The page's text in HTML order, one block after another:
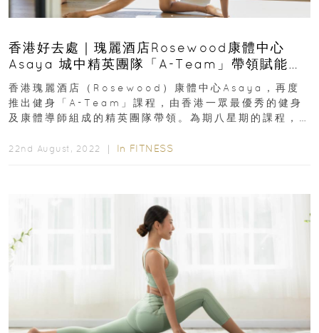
香港好去處｜瑰麗酒店Rosewood康體中心
Asaya 城中精英團隊「A-Team」帶領賦能流
動瑜伽、表現舞蹈、泰拳、芭蕾健身班
香港瑰麗酒店（Rosewood）康體中心Asaya，再度
推出健身「A-Team」課程，由香港一眾最優秀的健身
及康體導師組成的精英團隊帶領。為期八星期的課程，
22nd August, 2022 ｜ In FITNESS